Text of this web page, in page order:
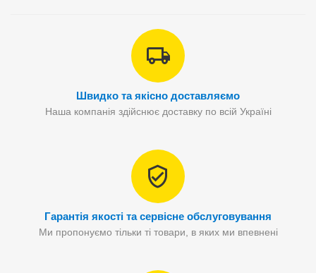
Швидко та якісно доставляємо
Наша компанія здійснює доставку по всій Україні
Гарантія якості та сервісне обслуговування
Ми пропонуємо тільки ті товари, в яких ми впевнені